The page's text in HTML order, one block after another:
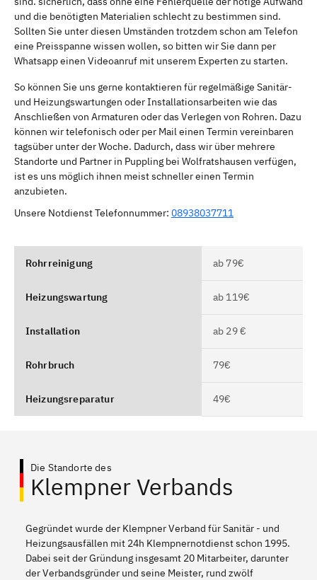
und die benötigten Materialien schlecht zu bestimmen sind.
Sollten Sie unter diesen Umständen trotzdem schon am Telefon
eine Preisspanne wissen wollen, so bitten wir Sie dann per
Whatsapp einen Videoanruf mit unserem Experten zu starten.
So können Sie uns gerne kontaktieren für regelmäßige Sanitär-
und Heizungswartungen oder Installationsarbeiten wie das
Anschließen von Armaturen oder das Verlegen von Rohren. Dazu
können wir telefonisch oder per Mail einen Termin vereinbaren
tagsüber unter der Woche. Dadurch, dass wir über mehrere
Standorte und Partner in Puppling bei Wolfratshausen verfügen,
ist es uns möglich ihnen meist schneller einen Termin
anzubieten.
Unsere Notdienst Telefonnummer: 08938037711
Rohrreinigung ab 79€
Heizungswartung ab 119€
Installation ab 29 €
Rohrbruch 79€
Heizungsreparatur 49€
Die Standorte des
Klempner Verbands
Gegründet wurde der Klempner Verband für Sanitär - und
Heizungsausfällen mit 24h Klempnernotdienst schon 1995.
Dabei seit der Gründung insgesamt 20 Mitarbeiter, darunter
der Verbandsgründer und seine Meister, rund zwölf